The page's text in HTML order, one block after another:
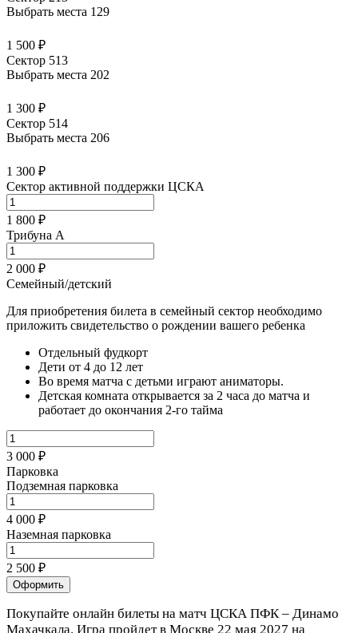
Выбрать места 129
1 500 ₽
Сектор 513
Выбрать места 202
1 300 ₽
Сектор 514
Выбрать места 206
1 300 ₽
Сектор активной поддержки ЦСКА
1 800 ₽
Трибуна А
2 000 ₽
Семейный/детский
Для приобретения билета в семейный сектор необходимо
приложить свидетельство о рождении вашего ребенка
Отдельный фудкорт
Дети от 4 до 12 лет
Во время матча с детьми играют аниматоры.
Детская комната открывается за 2 часа до матча и
работает до окончания 2-го тайма
3 000 ₽
Парковка
Подземная парковка
4 000 ₽
Наземная парковка
2 500 ₽
Оформить
Покупайте онлайн билеты на матч ЦСКА ПФК – Динамо
Махачкала. Игра пройдет в Москве 22 мая 2027 на